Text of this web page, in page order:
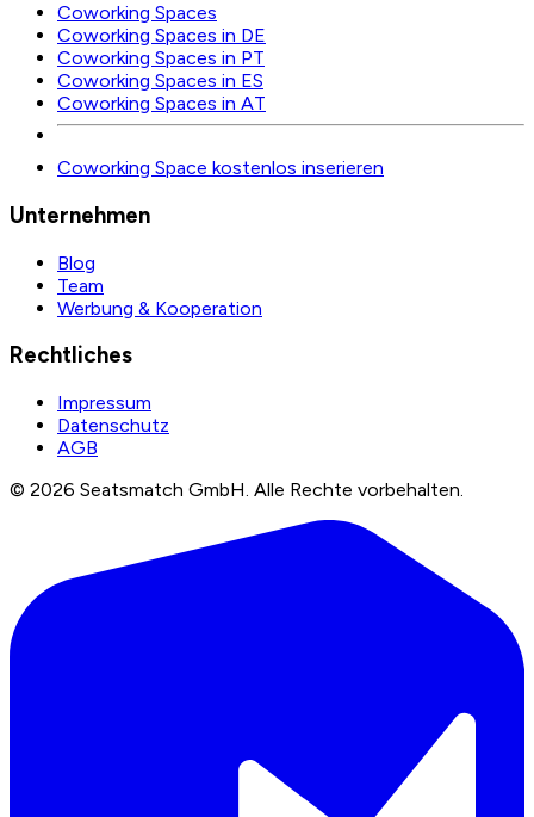
Coworking Spaces
Coworking Spaces in DE
Coworking Spaces in PT
Coworking Spaces in ES
Coworking Spaces in AT
Coworking Space kostenlos inserieren
Unternehmen
Blog
Team
Werbung & Kooperation
Rechtliches
Impressum
Datenschutz
AGB
© 2026 Seatsmatch GmbH. Alle Rechte vorbehalten.